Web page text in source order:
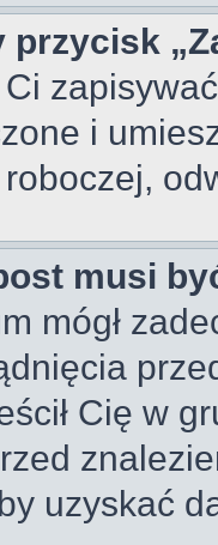
przycisk
i
musi
mógł
Cię w
uzyskać